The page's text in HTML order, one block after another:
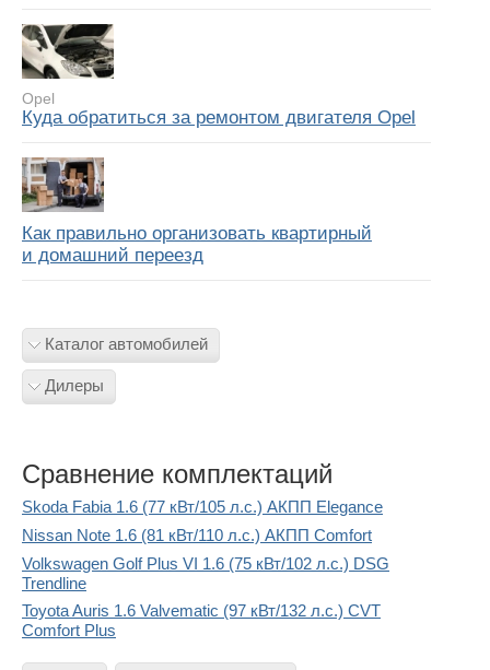
Opel
Куда обратиться за ремонтом двигателя Opel
Как правильно организовать квартирный
и домашний переезд
Каталог автомобилей
Дилеры
Сравнение комплектаций
Skoda Fabia 1.6 (77 кВт/105 л.с.) АКПП Elegance
Nissan Note 1.6 (81 кВт/110 л.с.) АКПП Comfort
Volkswagen Golf Plus VI 1.6 (75 кВт/102 л.с.) DSG
Trendline
Toyota Auris 1.6 Valvematic (97 кВт/132 л.с.) CVT
Comfort Plus